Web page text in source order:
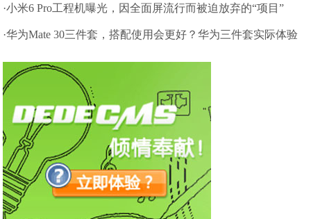
·小米6 Pro工程机曝光，因全面屏流行而被迫放弃的“项目”
·华为Mate 30三件套，搭配使用会更好？华为三件套实际体验